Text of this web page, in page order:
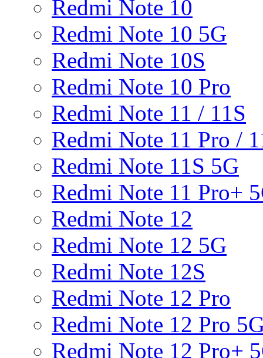
Redmi Note 10
Redmi Note 10 5G
Redmi Note 10S
Redmi Note 10 Pro
Redmi Note 11 / 11S
Redmi Note 11 Pro /
Redmi Note 11S 5G
Redmi Note 11 Pro+
Redmi Note 12
Redmi Note 12 5G
Redmi Note 12S
Redmi Note 12 Pro
Redmi Note 12 Pro
Redmi Note 12 Pro+